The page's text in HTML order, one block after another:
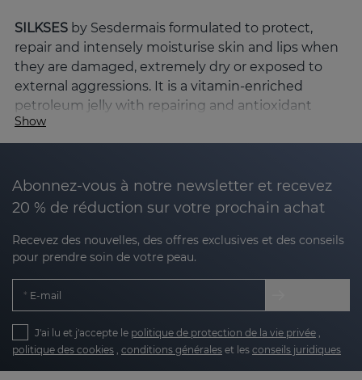
SILKSES by Sesdermais formulated to protect,
repair and intensely moisturise skin and lips when
they are damaged, extremely dry or exposed to
external aggressions. It is a vitamin-enriched
petroleum jelly with repairing and antioxidant
active ingredients that strengthen the skin's
barrier function, helping to prevent dehydration
What is SILKSES?
protector, designed to create a protective film on
the skin that prevents transepidermal water loss,
protects against external agents and promotes the
recovery of damaged skin. Its formula combines
vitamins and moisturising active ingredients,
offering high tolerance even on very sensitive skin.
Show
Abonnez-vous à notre newsletter et recevez
20 % de réduction sur votre prochain achat
Recevez des nouvelles, des offres exclusives et des conseils
pour prendre soin de votre peau.
E-mail
J'ai lu et j'accepte le politique de protection de la vie privée
politique des cookies conditions générales et les conseils juridiques